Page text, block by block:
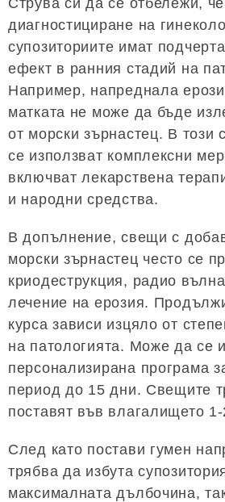
диагностициране на
супозиториите имат
ефект в ранния стадий на
Например, напреднала
матката не може да бъде
от морски зърнастец. В този
се използват комплексни
включват лекарствена
и народни средства.
В допълнение, свещи с
морски зърнастец често се
криодеструкция, радио
лечение на ерозия.
курса зависи изцяло от
на патологията. Може да се
персонализирана програма
период до 15 дни. Свещите
поставят във влагалището
След като постави гумен
трябва да избута
максималната дълбочина,